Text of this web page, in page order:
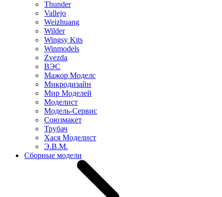
Thunder
Vallejo
Weizhuang
Wilder
Wingsy Kits
Winmodels
Zvezda
ВЭС
Мажор Моделс
Микродизайн
Мир Моделей
Моделист
Модель-Сервис
Союзмакет
Трубач
Хася Моделист
Э.В.М.
Сборные модели